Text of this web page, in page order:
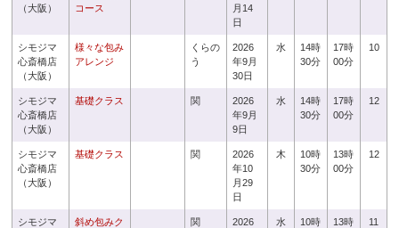
（大阪）
コース
月14
日
シモジマ
心斎橋店
（大阪）
様々な包み
アレンジ
くらの
う
2026
年9月
30日
水
14時
30分
17時
00分
10
シモジマ
心斎橋店
（大阪）
基礎クラス 関
2026
年9月
9日
水
14時
30分
17時
00分
12
シモジマ
心斎橋店
（大阪）
基礎クラス 関
2026
年10
月29
日
木
10時
30分
13時
00分
12
シモジマ
斜め包みク
関
2026
水
10時
13時
11